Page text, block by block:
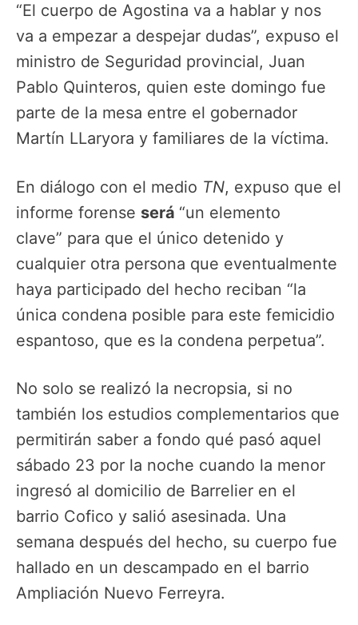
“El cuerpo de Agostina va a hablar y nos
va a empezar a despejar dudas”, expuso el
ministro de Seguridad provincial, Juan
Pablo Quinteros, quien este domingo fue
parte de la mesa entre el gobernador
Martín LLaryora y familiares de la víctima.
En diálogo con el medio TN, expuso que el
informe forense será “un elemento
clave” para que el único detenido y
cualquier otra persona que eventualmente
haya participado del hecho reciban “la
única condena posible para este femicidio
espantoso, que es la condena perpetua”.
No solo se realizó la necropsia, si no
también los estudios complementarios que
permitirán saber a fondo qué pasó aquel
sábado 23 por la noche cuando la menor
ingresó al domicilio de Barrelier en el
barrio Cofico y salió asesinada. Una
semana después del hecho, su cuerpo fue
hallado en un descampado en el barrio
Ampliación Nuevo Ferreyra.